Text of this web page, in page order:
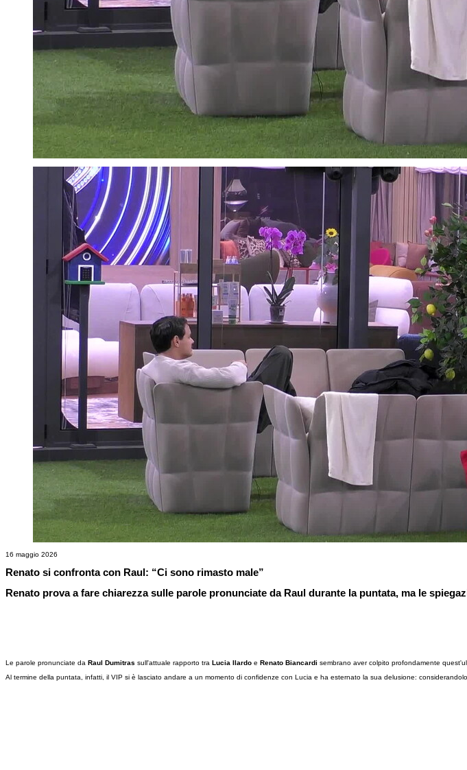
16 maggio 2026
Renato si confronta con Raul: “Ci sono rimasto male”
Renato prova a fare chiarezza sulle parole pronunciate da Raul durante la puntata, ma le
Le parole pronunciate da Raul Dumitras sull'attuale rapporto tra Lucia Ilardo e Renato Biancardi sembrano aver colpito profondamente
Al termine della puntata, infatti, il VIP si è lasciato andare a un momento di confidenze con Lucia e ha esternato la sua delusione: